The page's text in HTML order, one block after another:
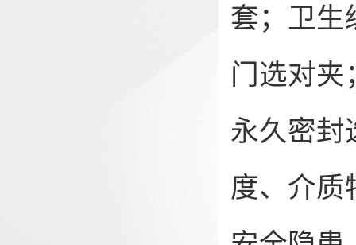
套；卫生
门选对夹
永久密封
度、介质